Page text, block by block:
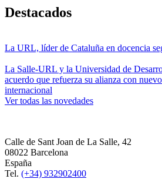
Destacados
La URL, líder de Cataluña en docencia
La Salle-URL y la Universidad de
acuerdo que refuerza su alianza con
internacional
Ver todas las novedades
Calle de Sant Joan de La Salle, 42
08022 Barcelona
España
Tel. (+34) 932902400